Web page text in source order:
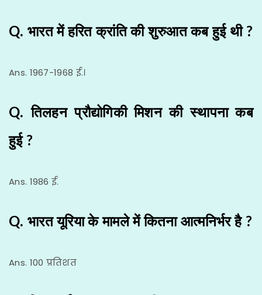
Q. भारत में हरित क्रांति की शुरुआत कब हुई थी ?
Ans. 1967-1968 ई.।
Q. तिलहन प्रौद्योगिकी मिशन की स्थापना कब
हुई ?
Ans. 1986 ई.
Q. भारत यूरिया के मामले में कितना आत्मनिर्भर है ?
Ans. 100 प्रतिशत